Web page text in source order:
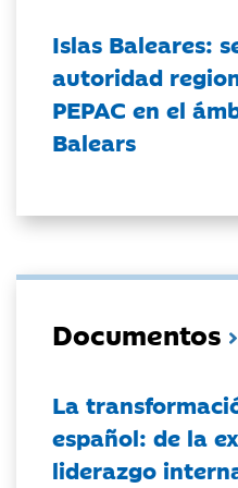
Islas Baleares:
autoridad
PEPAC en el
Balears
Documentos
La
español: de la
liderazgo